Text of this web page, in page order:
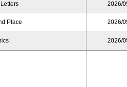
2026/
Place 2026/
2026/